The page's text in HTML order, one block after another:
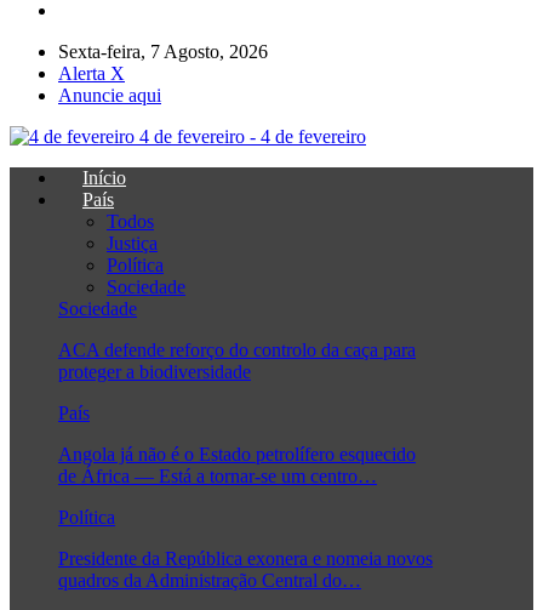
Sexta-feira, 7 Agosto, 2026
Alerta X
Anuncie aqui
4 de fevereiro - 4 de fevereiro
Início
País
Todos
Justiça
Política
Sociedade
Sociedade
ACA defende reforço do controlo da caça para
proteger a biodiversidade
País
Angola já não é o Estado petrolífero esquecido
de África — Está a tornar-se um centro…
Política
Presidente da República exonera e nomeia novos
quadros da Administração Central do…